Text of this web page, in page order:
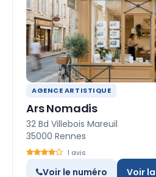
AGENCE ARTISTIQUE
Ars Nomadis
32 Bd Villebois Mareuil
35000 Rennes
1 avis
Voir le numéro Voir